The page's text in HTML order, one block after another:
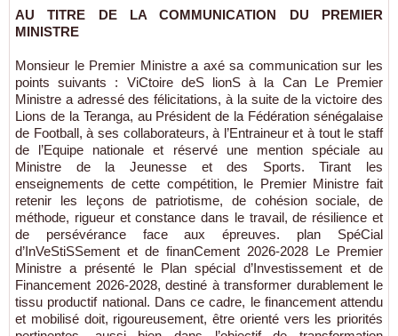
AU TITRE DE LA COMMUNICATION DU PREMIER
MINISTRE
Monsieur le Premier Ministre a axé sa communication sur les
points suivants : ViCtoire deS lionS à la Can Le Premier
Ministre a adressé des félicitations, à la suite de la victoire des
Lions de la Teranga, au Président de la Fédération sénégalaise
de Football, à ses collaborateurs, à l’Entraineur et à tout le staff
de l’Equipe nationale et réservé une mention spéciale au
Ministre de la Jeunesse et des Sports. Tirant les
enseignements de cette compétition, le Premier Ministre fait
retenir les leçons de patriotisme, de cohésion sociale, de
méthode, rigueur et constance dans le travail, de résilience et
de persévérance face aux épreuves. plan SpéCial
d’InVeStiSSement et de finanCement 2026-2028 Le Premier
Ministre a présenté le Plan spécial d’Investissement et de
Financement 2026-2028, destiné à transformer durablement le
tissu productif national. Dans ce cadre, le financement attendu
et mobilisé doit, rigoureusement, être orienté vers les priorités